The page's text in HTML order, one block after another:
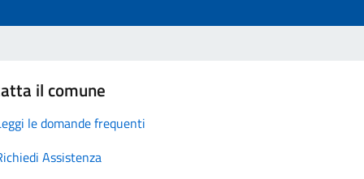
il comune
le domande frequenti
Assistenza